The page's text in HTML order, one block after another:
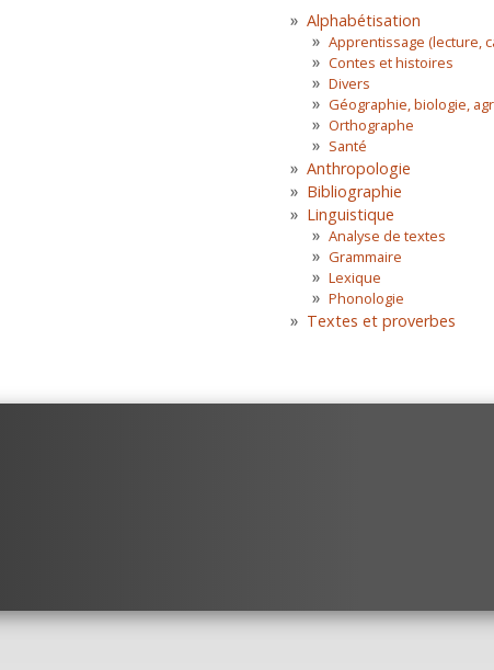
Alphabétisation
Apprentissage (lecture,
Contes et histoires
Divers
Géographie, biologie,
Orthographe
Santé
Anthropologie
Bibliographie
Linguistique
Analyse de textes
Grammaire
Lexique
Phonologie
Textes et proverbes